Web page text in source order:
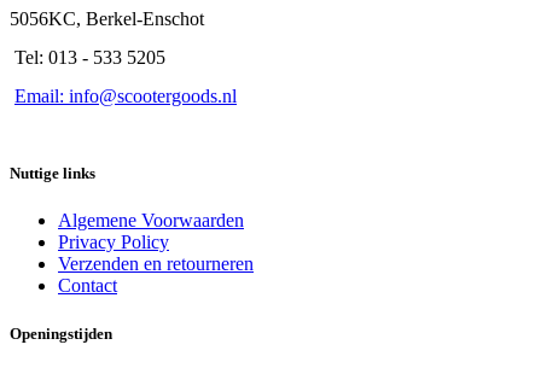
5056KC, Berkel-Enschot
Tel: 013 - 533 5205
Email: info@scootergoods.nl
Nuttige links
Algemene Voorwaarden
Privacy Policy
Verzenden en retourneren
Contact
Openingstijden